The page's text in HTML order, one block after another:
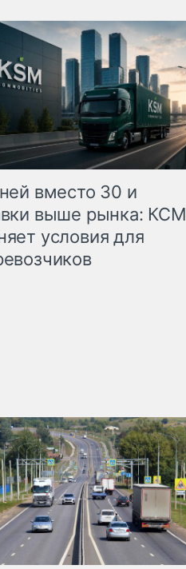
вместо 30 и
выше рынка: КСМ
условия для